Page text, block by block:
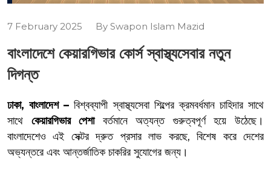
7 February 2025 By Swapon Islam Mazid
বাংলাদেশে কেয়ারগিভার কোর্স স্বাস্থ্যসেবার নতুন
দিগন্ত
ঢাকা, বাংলাদেশ – বিশ্বব্যাপী স্বাস্থ্যসেবা শিল্পের ক্রমবর্ধমান চাহিদার সাথে
সাথে কেয়ারগিভার পেশাবর্তমানে অত্যন্ত গুরুত্বপূর্ণ হয়ে উঠেছে।
বাংলাদেশেও এই সেক্টর দ্রুত প্রসার লাভ করছে, বিশেষ করে দেশের
অভ্যন্তরে এবং আন্তর্জাতিক চাকরির সুযোগের জন্য।